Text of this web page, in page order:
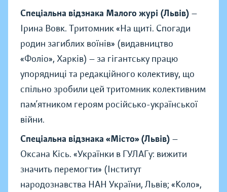
Спеціальна відзнака Малого журі (Львів) —
Ірина Вовк. Тритомник «На щиті. Спогади
родин загиблих воїнів» (видавництво
«Фоліо», Харків) —за гігантську працю
упорядниці та редакційного колективу, що
спільно зробили цей тритомник колективним
пам’ятником героям російсько-української
війни.
Спеціальна відзнака «Місто» (Львів) —
Оксана Кісь. «Українки в ГУЛАГу: вижити
значить перемогти» (Інститут
народознавства НАН України, Львів; «Коло»,